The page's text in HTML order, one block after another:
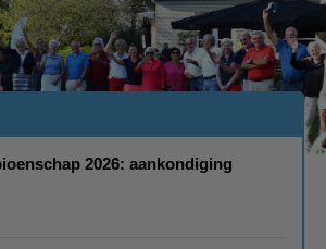
2026: aankondiging